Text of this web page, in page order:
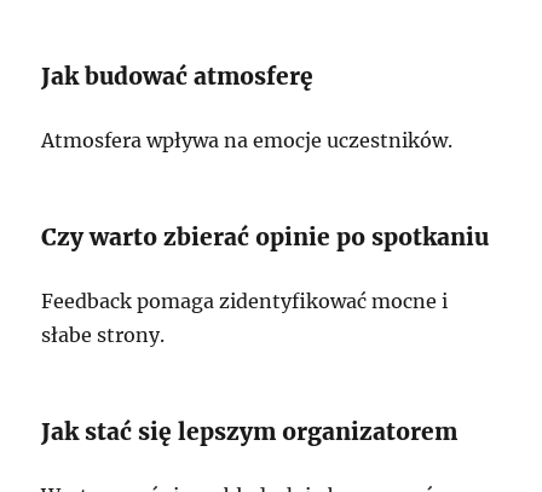
Jak budować atmosferę
Atmosfera wpływa na emocje uczestników.
Czy warto zbierać opinie po spotkaniu
Feedback pomaga zidentyfikować mocne i
słabe strony.
Jak stać się lepszym organizatorem